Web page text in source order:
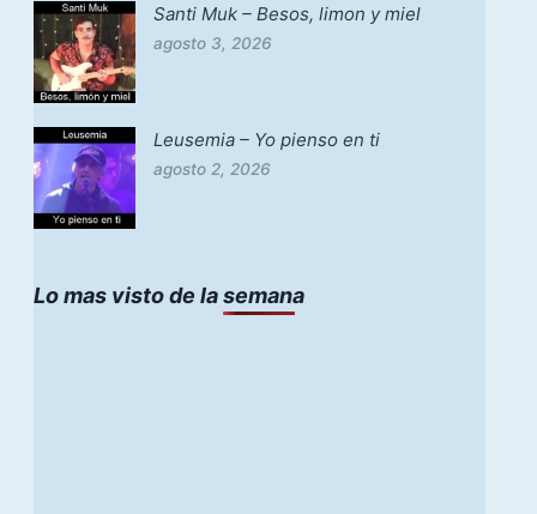
Santi Muk – Besos, limon y miel
agosto 3, 2026
Leusemia – Yo pienso en ti
agosto 2, 2026
Lo mas visto de la semana